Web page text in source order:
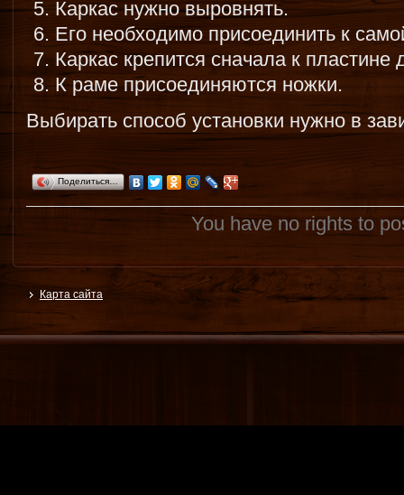
Каркас нужно выровнять.
Его необходимо присоединить к
Каркас крепится сначала к пластине
К раме присоединяются ножки.
Выбирать способ установки нужно в
Поделиться…
You have no rights to
Карта сайта